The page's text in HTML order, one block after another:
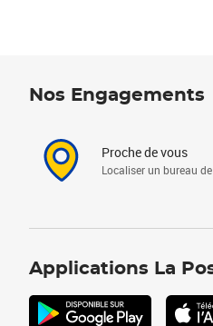
Nos Engagements
Proche de vous
Localiser un bureau
Applications La